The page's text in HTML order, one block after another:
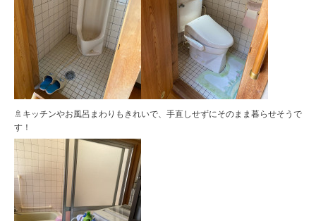
🚿キッチンやお風呂まわりもきれいで、手直しせずにそのまま暮らせそうで
す！